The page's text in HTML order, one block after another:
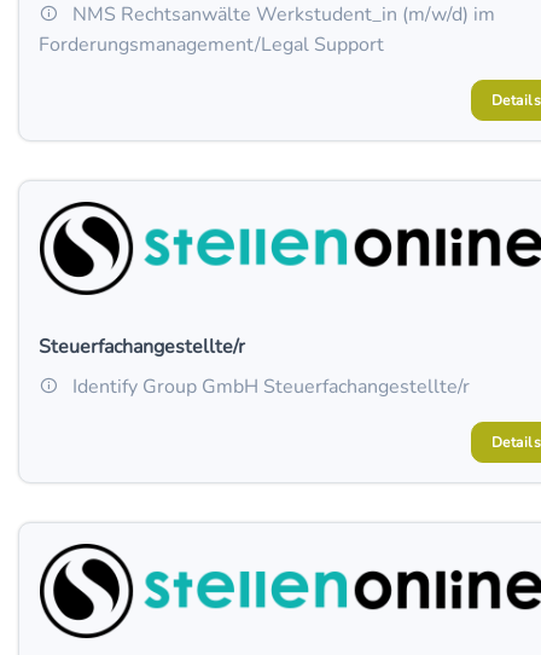
NMS Rechtsanwälte Werkstudent_in (m/w/d) im
Forderungsmanagement/Legal Support
Details
Steuerfachangestellte/r
Identify Group GmbH Steuerfachangestellte/r
Details